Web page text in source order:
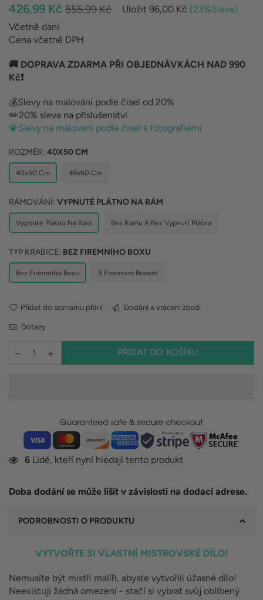
Běžná
cena
426,99 Kč 555,99 Kč Uložit 96,00 Kč (23%Sleva)
Včetně daní
Cena včetně DPH
🚚 DOPRAVA ZDARMA PŘI OBJEDNÁVKÁCH NAD 990
Kč❗
💰Slevy na malování podle čísel od 20%
✏️20% sleva na příslušenství
💎Slevy na malování podle čísel s fotografiemi
ROZMĚR: 40X50 CM
40x50 Cm 48x60 Cm
RÁMOVÁNÍ: VYPNUTÉ PLÁTNO NA RÁM
Vypnuté Plátno Na Rám Bez Rámu A Bez Vypnutí Plátna
TYP KRABICE: BEZ FIREMNÍHO BOXU
Bez Firemního Boxu S Firemním Boxem
Přidat do seznamu přání Dodání a vrácení zboží
Dotazy
PŘIDAT DO KOŠÍKU
6 Lidé, kteří nyní hledají tento produkt
Doba dodání se může lišit v závislosti na dodací adrese.
PODROBNOSTI O PRODUKTU
VYTVOŘTE SI VLASTNÍ MISTROVSKÉ DÍLO!
Nemusíte být mistři malíři, abyste vytvořili úžasné dílo!
Neexistují žádná omezení - stačí si vybrat svůj oblíbený